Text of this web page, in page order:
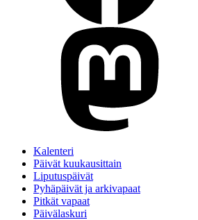
Kalenteri
Päivät kuukausittain
Liputuspäivät
Pyhäpäivät ja arkivapaat
Pitkät vapaat
Päivälaskuri